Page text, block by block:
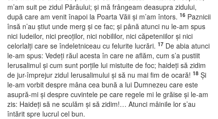
m’am suit pe zidul Pârâului; şi mă frângeam deasupra zidului,
după care am venit înapoi la Poarta Văii şi m’am întors. 16 Paznicii
însă n’au ştiut unde merg şi ce fac; şi până atunci nu le-am spus
nici Iudeilor, nici preoţilor, nici nobililor, nici căpeteniilor şi nici
celorlalţi care se îndeletniceau cu felurite lucrări. 17 De abia atunci
le-am spus: Vedeţi răul acesta în care ne aflăm, cum s’a pustiit
Ierusalimul şi cum sunt porţile lui mistuite de foc; haideţi să zidim
de jur-împrejur zidul Ierusalimului şi să nu mai fim de ocară! 18 Şi
le-am vorbit despre mâna cea bună a lui Dumnezeu care este
asupră-mi şi despre cuvintele pe care regele mi le grăise şi le-am
zis: Haideţi să ne sculăm şi să zidim!… Atunci mâinile lor s’au
întărit spre lucrul cel bun.